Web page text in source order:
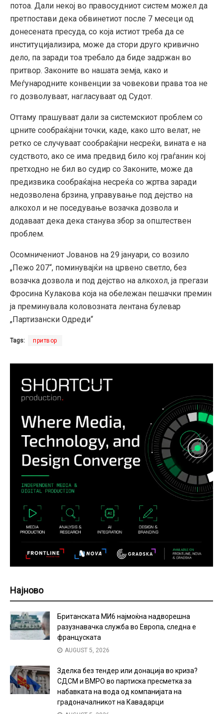
потоа. Дали некој во правосудниот систем можел да
претпостави дека обвинетиот после 7 месеци од
донесената пресуда, со која истиот треба да се
институцијализира, може да стори друго кривично
дело, па заради тоа требало да биде задржан во
притвор. Законите во нашата земја, како и
Меѓународните конвенции за човекови права тоа не
го дозволуваат, нагласуваат од Судот.
Оттаму прашуваат дали за системскиот проблем со
црните сообраќајни точки, каде, како што велат, не
ретко се случуваат сообраќајни несреќи, вината е на
судството, ако се има предвид било кој граѓанин кој
претходно не бил во судир со Законите, може да
предизвика сообраќајна несреќа со жртва заради
недозволена брзина, управување под дејство на
алкохол и не поседување возачка дозвола и
додаваат дека дека станува збор за општествен
проблем.
Осомничениот Јованов на 29 јануари, со возило
„Пежо 207“, поминувајќи на црвено светло, без
возачка дозвола и под дејство на алкохол, ја прегази
Фросина Кулакова која на обележан пешачки премин
ја преминувала коловозната лентана булевар
„Партизански Одреди“
Tags: притвор
Најново
Британската МИ6 најмоќна надворешна
разузнавачка служба во Европа, следна е
француската
AUGUST 5, 2026
Зделка без тендер или донација во криза?
СДСМ и ВМРО во партиска пресметка за
набавката на вода од компанијата на
градоначалникот на Кавадарци